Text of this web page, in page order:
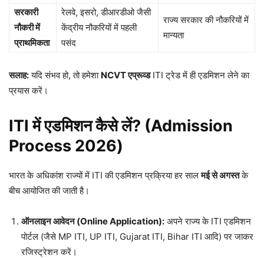
सरकारी
नौकरी में
प्राथमिकता
रेलवे, इसरो, डीआरडीओ जैसी
केंद्रीय नौकरियों में पहली
पसंद
राज्य सरकार की नौकरियों में
मान्यता
सलाह:यदि संभव हो, तो हमेशा NCVT एप्रूव्डITI ट्रेड में ही एडमिशन लेने का
प्रयास करें।
ITI में एडमिशन कैसे लें? (Admission
Process 2026)
भारत के अधिकांश राज्यों में ITI की एडमिशन प्रक्रिया हर सालमई से अगस्तके
बीच आयोजित की जाती है।
ऑनलाइन आवेदन (Online Application): अपने राज्य के ITI एडमिशन
पोर्टल (जैसे MP ITI, UP ITI, Gujarat ITI, Bihar ITI आदि) पर जाकर
रजिस्ट्रेशन करें।